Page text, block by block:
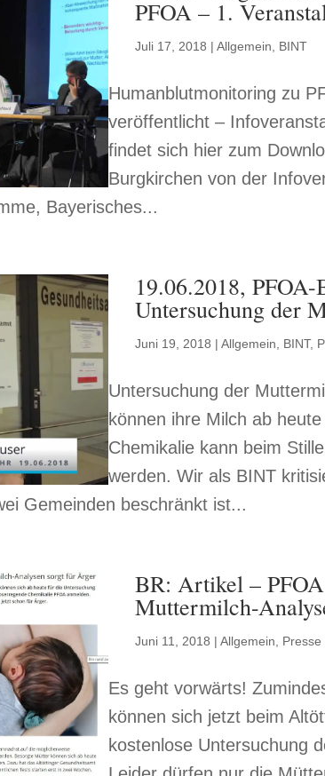
PFOA – 1.
Juli 17, 2018 | Allgemein BINT
Humanblutmonitoring zu
veröffentlicht –
findet sich hier zum
Burgkirchen von der
Bayerisches...
19.06.2018,
Untersuchung der
Juni 19, 2018 | Allgemein BINT,
Untersuchung der
können ihre Milch ab
Chemikalie kann beim
werden. Wir als BINT
Gemeinden beschränkt ist...
BR: Artikel –
Muttermilch-
Juni 11, 2018 | Allgemein Presse
Es geht vorwärts!
können sich jetzt beim
kostenlose Untersuchung